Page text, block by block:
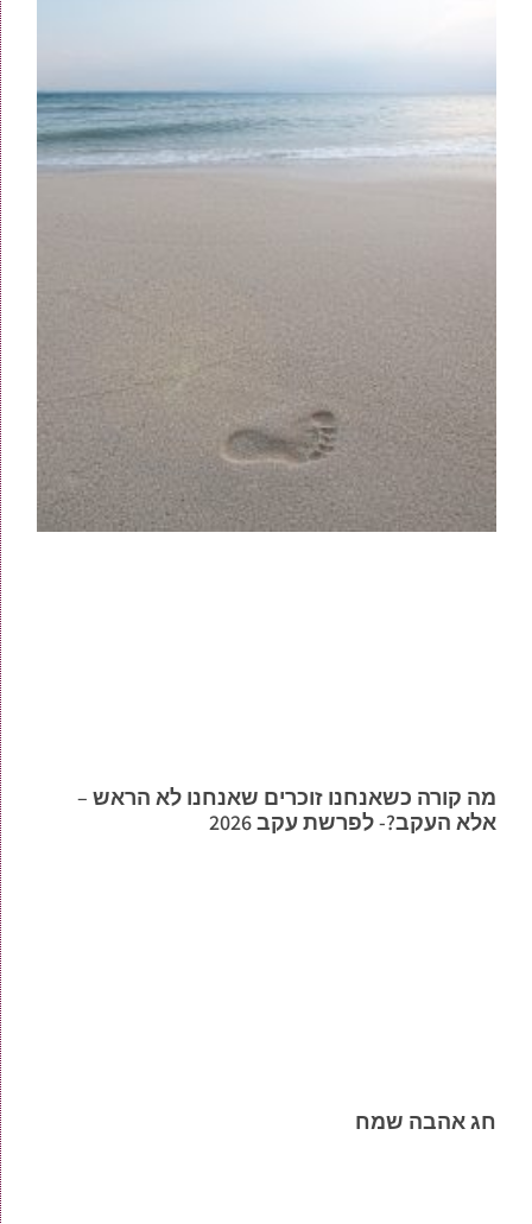
מה קורה כשאנחנו זוכרים שאנחנו לא הראש –
אלא העקב?- לפרשת עקב 2026
חג אהבה שמח